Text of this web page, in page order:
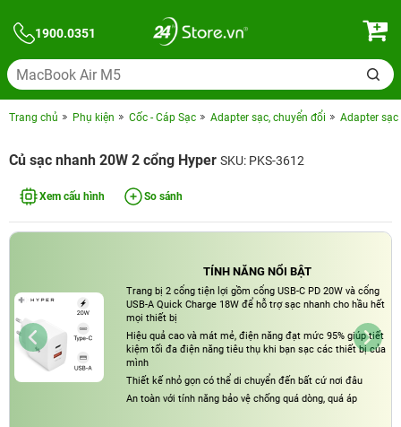
1900.0351
Trang chủ Phụ kiện Cốc - Cáp Sạc Adapter sạc, chuyển đổi Adapter sạc
Củ sạc nhanh 20W 2 cổng Hyper SKU: PKS-3612
Xem cấu hình So sánh
TÍNH NĂNG NỔI BẬT
Trang bị 2 cổng tiện lợi gồm cổng USB-C PD 20W và cổng
USB-A Quick Charge 18W để hỗ trợ sạc nhanh cho hầu hết
mọi thiết bị
Hiệu quả cao và mát mẻ, điện năng đạt mức 95% giúp tiết
kiệm tối đa điện năng tiêu thụ khi bạn sạc các thiết bị của
mình
Thiết kế nhỏ gọn có thể di chuyển đến bất cứ nơi đâu
An toàn với tính năng bảo vệ chống quá dòng, quá áp